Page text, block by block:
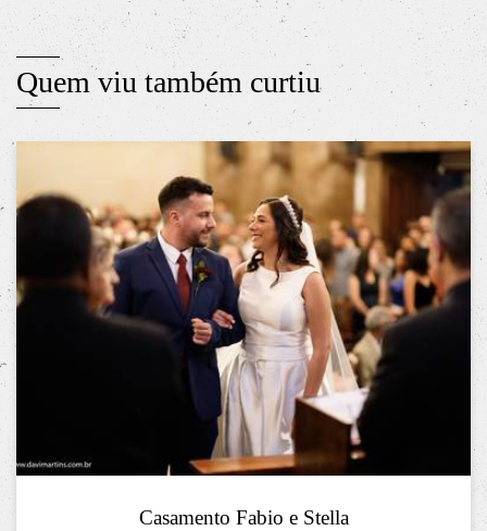
Quem viu também curtiu
Casamento Fabio e Stella